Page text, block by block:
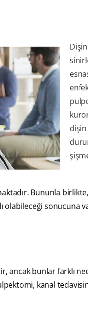
dişin
Bununla birlikte,
olabileceği sonucuna
ancak bunlar farklı
kanal